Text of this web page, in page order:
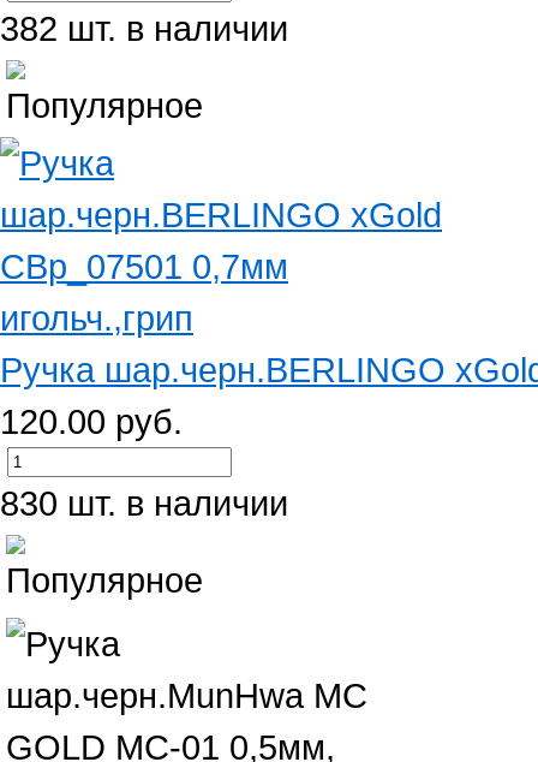
382 шт. в наличии
Ручка шар.черн.BERLINGO
120.00 руб.
830 шт. в наличии